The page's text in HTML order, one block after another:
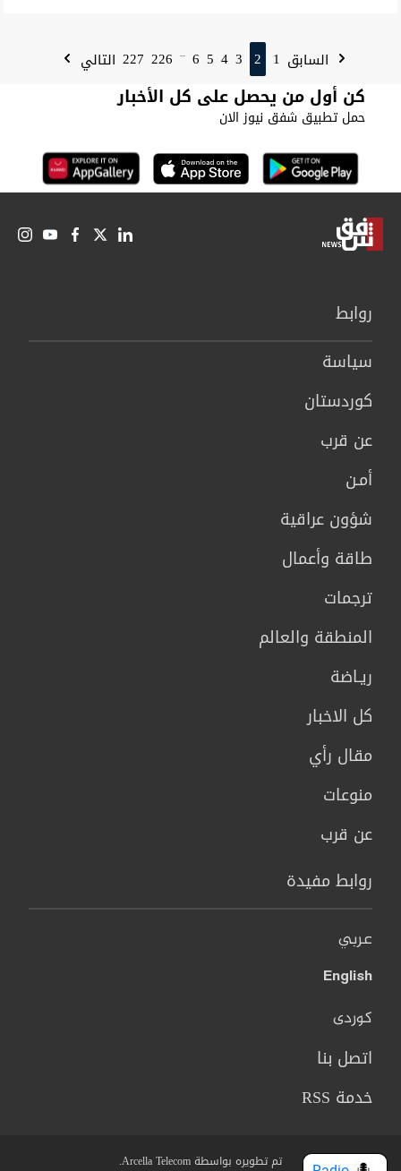
السابق 1
2
3
4
5
6
...
226
227 التالي
كن أول من يحصل على كل الأخبار
حمل تطبيق شفق نيوز الان
روابط
سیاسة
كوردستان
عن قرب
أمـن
شؤون عراقية
طاقة وأعمال
ترجمات
المنطقة والعالم
ريـاضة
كل الاخبار
مقال رأي
منوعات
عن قرب
روابط مفيدة
عربي
English
کوردی
اتصل بنا
خدمة RSS
تم تطويره بواسطة Arcella Telecom.